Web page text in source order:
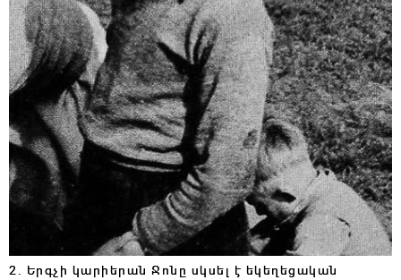
2. Երգչի կարիերան Ջոնը սկսել է եկեղեցական